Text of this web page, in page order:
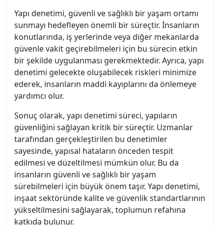
Yapı denetimi, güvenli ve sağlıklı bir yaşam ortamı
sunmayı hedefleyen önemli bir süreçtir. İnsanların
konutlarında, iş yerlerinde veya diğer mekanlarda
güvenle vakit geçirebilmeleri için bu sürecin etkin
bir şekilde uygulanması gerekmektedir. Ayrıca, yapı
denetimi gelecekte oluşabilecek riskleri minimize
ederek, insanların maddi kayıplarını da önlemeye
yardımcı olur.
Sonuç olarak, yapı denetimi süreci, yapıların
güvenliğini sağlayan kritik bir süreçtir. Uzmanlar
tarafından gerçekleştirilen bu denetimler
sayesinde, yapısal hataların önceden tespit
edilmesi ve düzeltilmesi mümkün olur. Bu da
insanların güvenli ve sağlıklı bir yaşam
sürebilmeleri için büyük önem taşır. Yapı denetimi,
inşaat sektöründe kalite ve güvenlik standartlarının
yükseltilmesini sağlayarak, toplumun refahına
katkıda bulunur.